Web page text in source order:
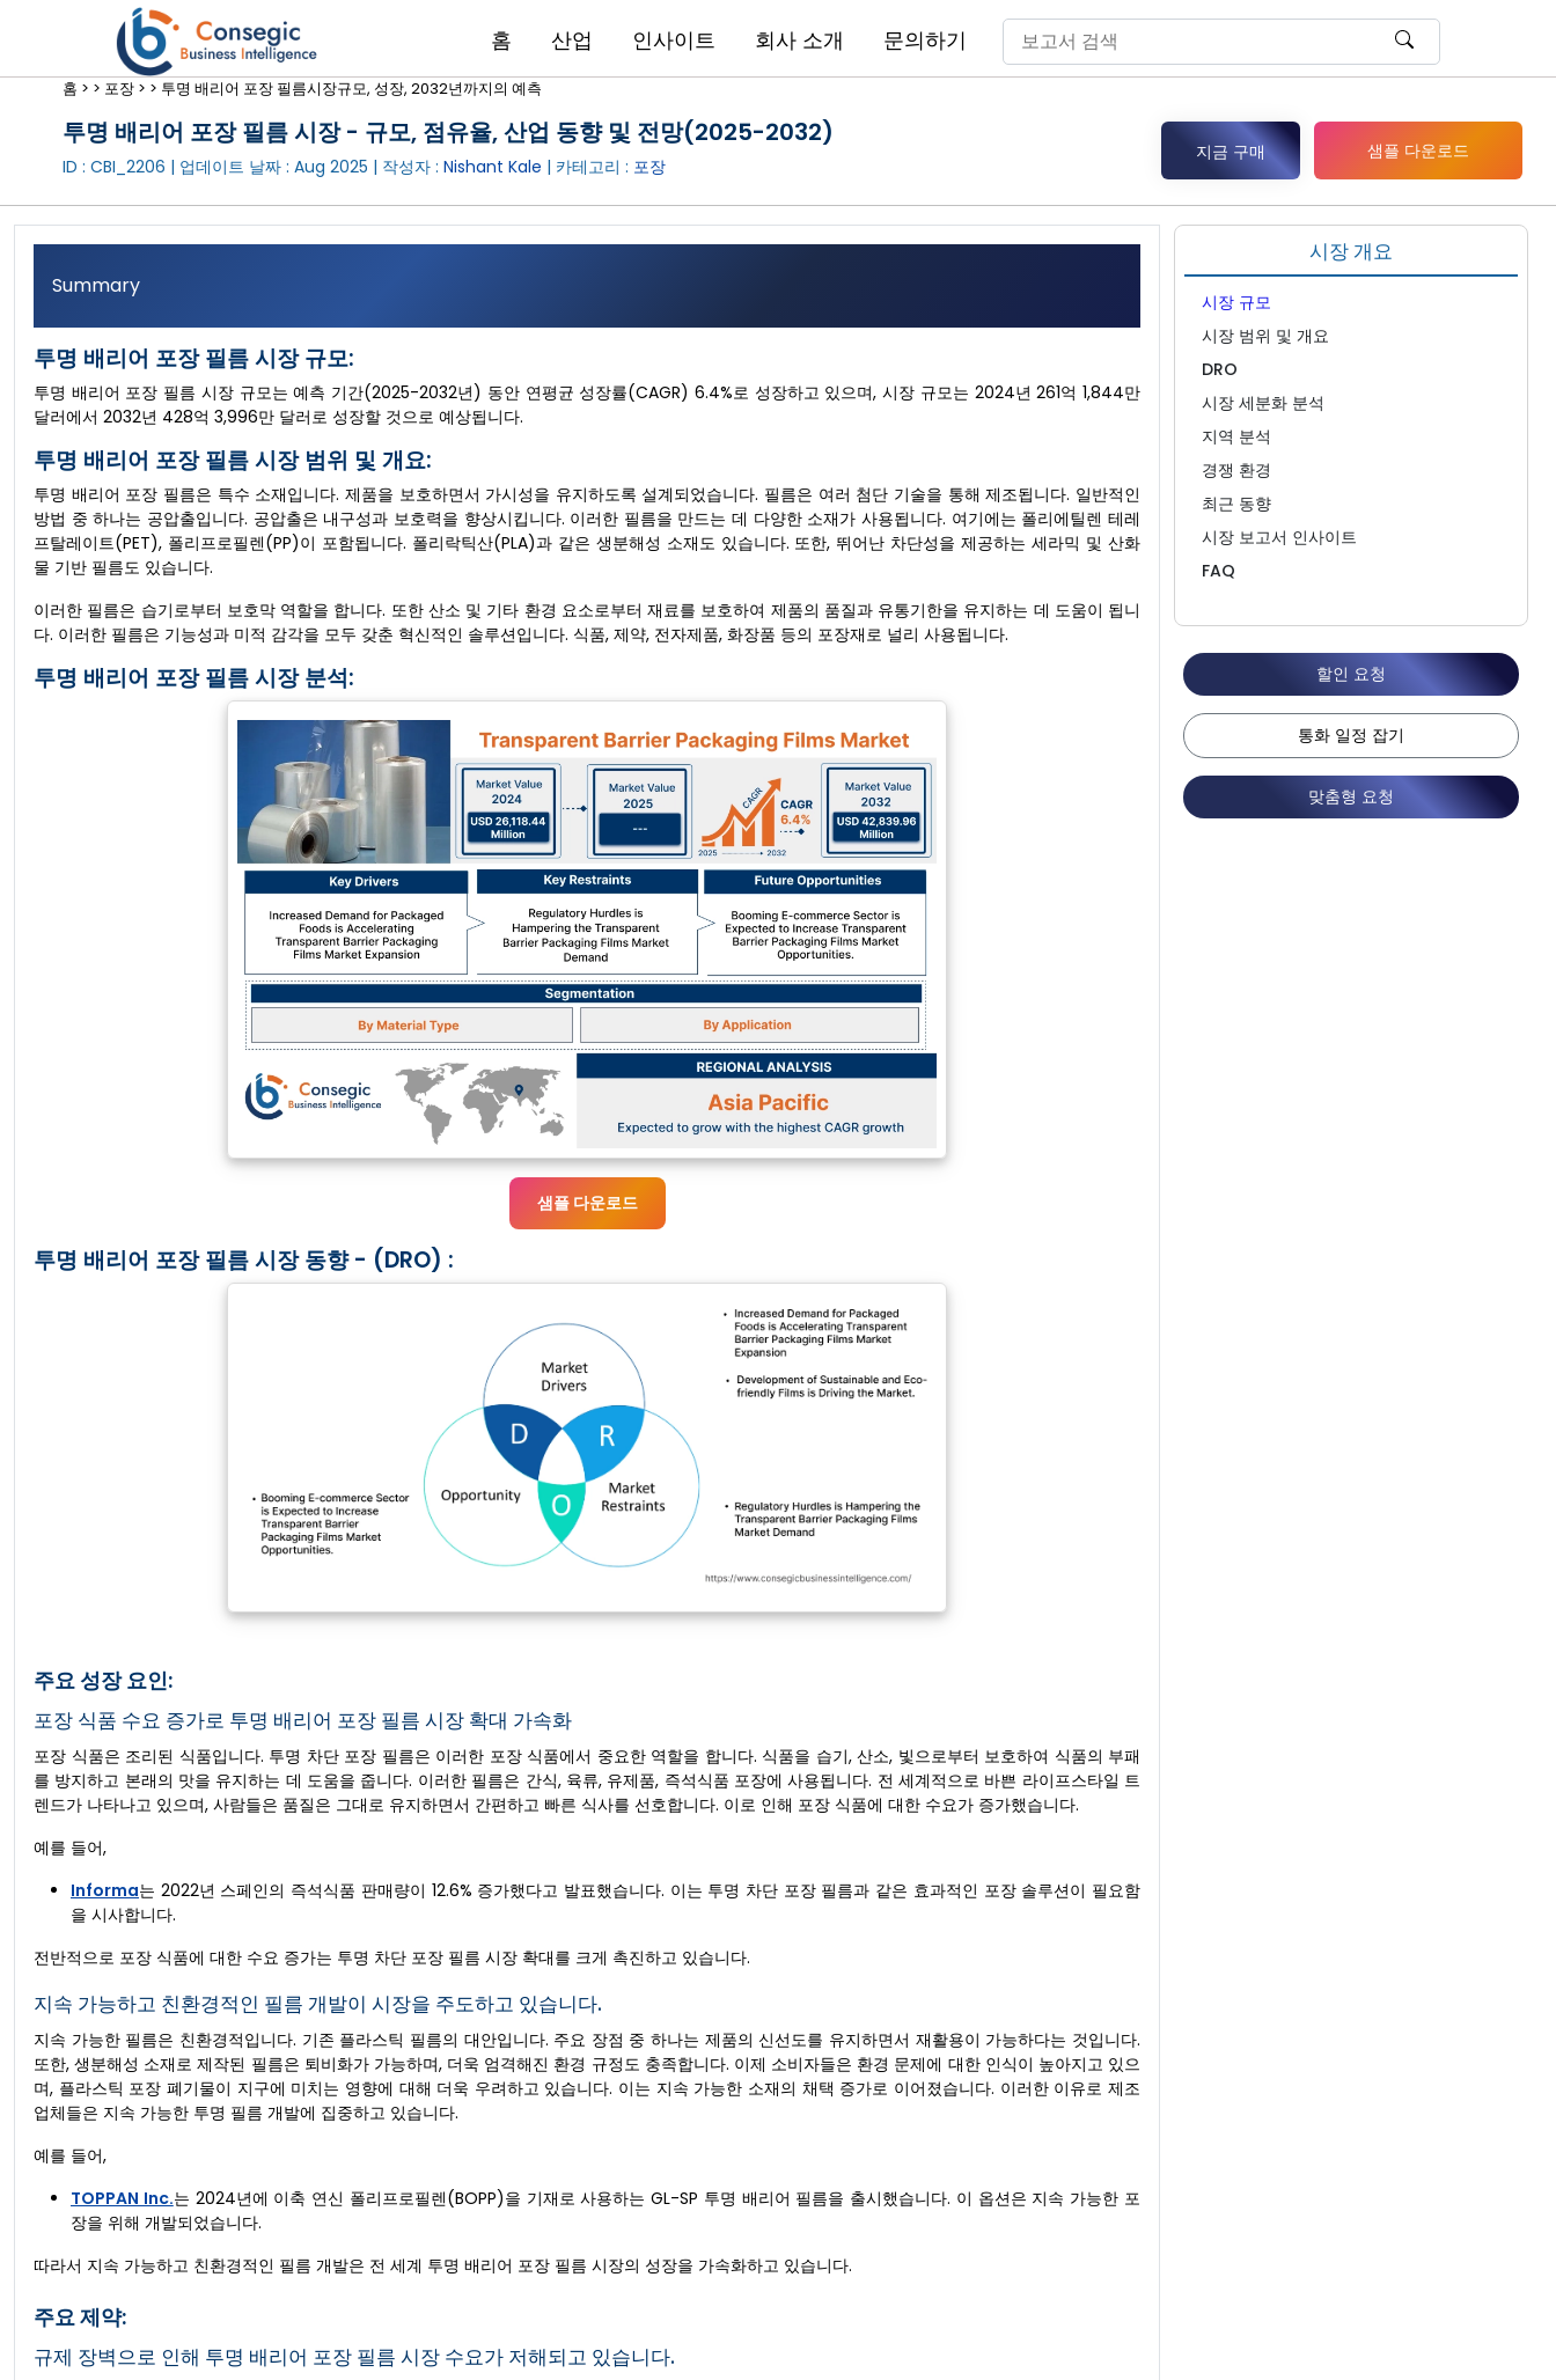
홈 산업 인사이트 회사 소개 문의하기
홈 > > 포장 > > 투명 배리어 포장 필름시장규모, 성장, 2032년까지의 예측
투명 배리어 포장 필름 시장 - 규모, 점유율, 산업 동향 및 전망(2025-2032)
ID : CBI_2206 | 업데이트 날짜 : Aug 2025 | 작성자 : Nishant Kale | 카테고리 : 포장
지금 구매 샘플 다운로드
Summary
투명 배리어 포장 필름 시장 규모:
투명 배리어 포장 필름 시장 규모는 예측 기간(2025-2032년) 동안 연평균 성장률(CAGR) 6.4%로 성장하고 있으며, 시장 규모는 2024년 261억 1,844만
달러에서 2032년 428억 3,996만 달러로 성장할 것으로 예상됩니다.
투명 배리어 포장 필름 시장 범위 및 개요:
투명 배리어 포장 필름은 특수 소재입니다. 제품을 보호하면서 가시성을 유지하도록 설계되었습니다. 필름은 여러 첨단 기술을 통해 제조됩니다. 일반적인
방법 중 하나는 공압출입니다. 공압출은 내구성과 보호력을 향상시킵니다. 이러한 필름을 만드는 데 다양한 소재가 사용됩니다. 여기에는 폴리에틸렌 테레
프탈레이트(PET), 폴리프로필렌(PP)이 포함됩니다. 폴리락틱산(PLA)과 같은 생분해성 소재도 있습니다. 또한, 뛰어난 차단성을 제공하는 세라믹 및 산화
물 기반 필름도 있습니다.
이러한 필름은 습기로부터 보호막 역할을 합니다. 또한 산소 및 기타 환경 요소로부터 재료를 보호하여 제품의 품질과 유통기한을 유지하는 데 도움이 됩니
다. 이러한 필름은 기능성과 미적 감각을 모두 갖춘 혁신적인 솔루션입니다. 식품, 제약, 전자제품, 화장품 등의 포장재로 널리 사용됩니다.
투명 배리어 포장 필름 시장 분석:
샘플 다운로드
투명 배리어 포장 필름 시장 동향 - (DRO) :
주요 성장 요인:
포장 식품 수요 증가로 투명 배리어 포장 필름 시장 확대 가속화
포장 식품은 조리된 식품입니다. 투명 차단 포장 필름은 이러한 포장 식품에서 중요한 역할을 합니다. 식품을 습기, 산소, 빛으로부터 보호하여 식품의 부패
를 방지하고 본래의 맛을 유지하는 데 도움을 줍니다. 이러한 필름은 간식, 육류, 유제품, 즉석식품 포장에 사용됩니다. 전 세계적으로 바쁜 라이프스타일 트
렌드가 나타나고 있으며, 사람들은 품질은 그대로 유지하면서 간편하고 빠른 식사를 선호합니다. 이로 인해 포장 식품에 대한 수요가 증가했습니다.
예를 들어,
Informa는 2022년 스페인의 즉석식품 판매량이 12.6% 증가했다고 발표했습니다. 이는 투명 차단 포장 필름과 같은 효과적인 포장 솔루션이 필요함
을 시사합니다.
전반적으로 포장 식품에 대한 수요 증가는 투명 차단 포장 필름 시장 확대를 크게 촉진하고 있습니다.
지속 가능하고 친환경적인 필름 개발이 시장을 주도하고 있습니다.
지속 가능한 필름은 친환경적입니다. 기존 플라스틱 필름의 대안입니다. 주요 장점 중 하나는 제품의 신선도를 유지하면서 재활용이 가능하다는 것입니다.
또한, 생분해성 소재로 제작된 필름은 퇴비화가 가능하며, 더욱 엄격해진 환경 규정도 충족합니다. 이제 소비자들은 환경 문제에 대한 인식이 높아지고 있으
며, 플라스틱 포장 폐기물이 지구에 미치는 영향에 대해 더욱 우려하고 있습니다. 이는 지속 가능한 소재의 채택 증가로 이어졌습니다. 이러한 이유로 제조
업체들은 지속 가능한 투명 필름 개발에 집중하고 있습니다.
예를 들어,
TOPPAN Inc.는 2024년에 이축 연신 폴리프로필렌(BOPP)을 기재로 사용하는 GL-SP 투명 배리어 필름을 출시했습니다. 이 옵션은 지속 가능한 포
장을 위해 개발되었습니다.
따라서 지속 가능하고 친환경적인 필름 개발은 전 세계 투명 배리어 포장 필름 시장의 성장을 가속화하고 있습니다.
주요 제약:
규제 장벽으로 인해 투명 배리어 포장 필름 시장 수요가 저해되고 있습니다.
시장 개요
시장 규모
시장 범위 및 개요
DRO
시장 세분화 분석
지역 분석
경쟁 환경
최근 동향
시장 보고서 인사이트
FAQ
할인 요청
통화 일정 잡기
맞춤형 요청